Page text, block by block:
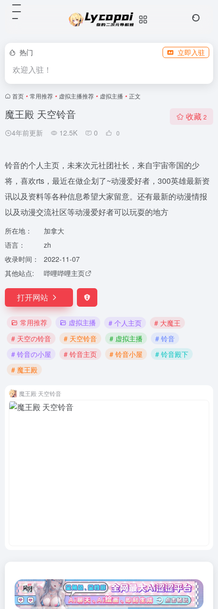
热门 立即入驻
欢迎入驻！
首页 • 常用推荐 • 虚拟主播推荐 • 虚拟主播 • 正文
魔王殿 天空铃音
4年前更新 12.5K 0 0
收藏 2
铃音的个人主页，未来次元社团社长，来自宇宙帝国的少
将，喜欢rts，最近在做企划了~动漫爱好者，300英雄最新资
讯以及资料等各种信息希望大家留意。还有最新的动漫情报
以及动漫交流社区等动漫爱好者可以玩耍的地方
所在地：
加拿大
语言：
zh
收录时间：
2022-11-07
其他站点:
哔哩哔哩主页
打开网站
常用推荐 虚拟主播 # 个人主页
# 大魔王
# 天空の铃音
# 天空铃音 # 虚拟主播
# 铃音
# 铃音の小屋
# 铃音主页 # 铃音小屋
# 铃音殿下
# 魔王殿
魔王殿 天空铃音